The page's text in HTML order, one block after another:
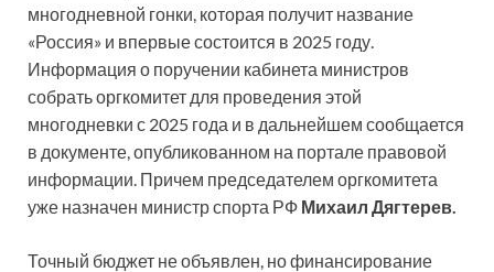
многодневной гонки, которая получит название
«Россия» и впервые состоится в 2025 году.
Информация о поручении кабинета министров
собрать оргкомитет для проведения этой
многодневки с 2025 года и в дальнейшем сообщается
в документе, опубликованном на портале правовой
информации. Причем председателем оргкомитета
уже назначен министр спорта РФ Михаил Дягтерев.
Точный бюджет не объявлен, но финансирование